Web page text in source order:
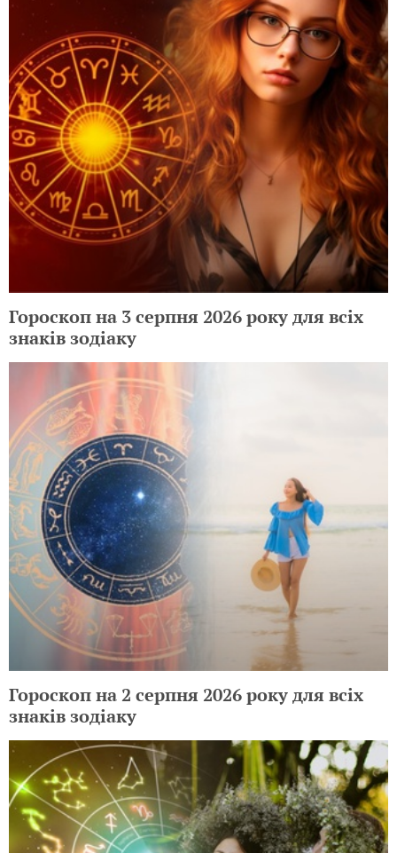
Гороскоп на 3 серпня 2026 року для всіх
знаків зодіаку
Гороскоп на 2 серпня 2026 року для всіх
знаків зодіаку